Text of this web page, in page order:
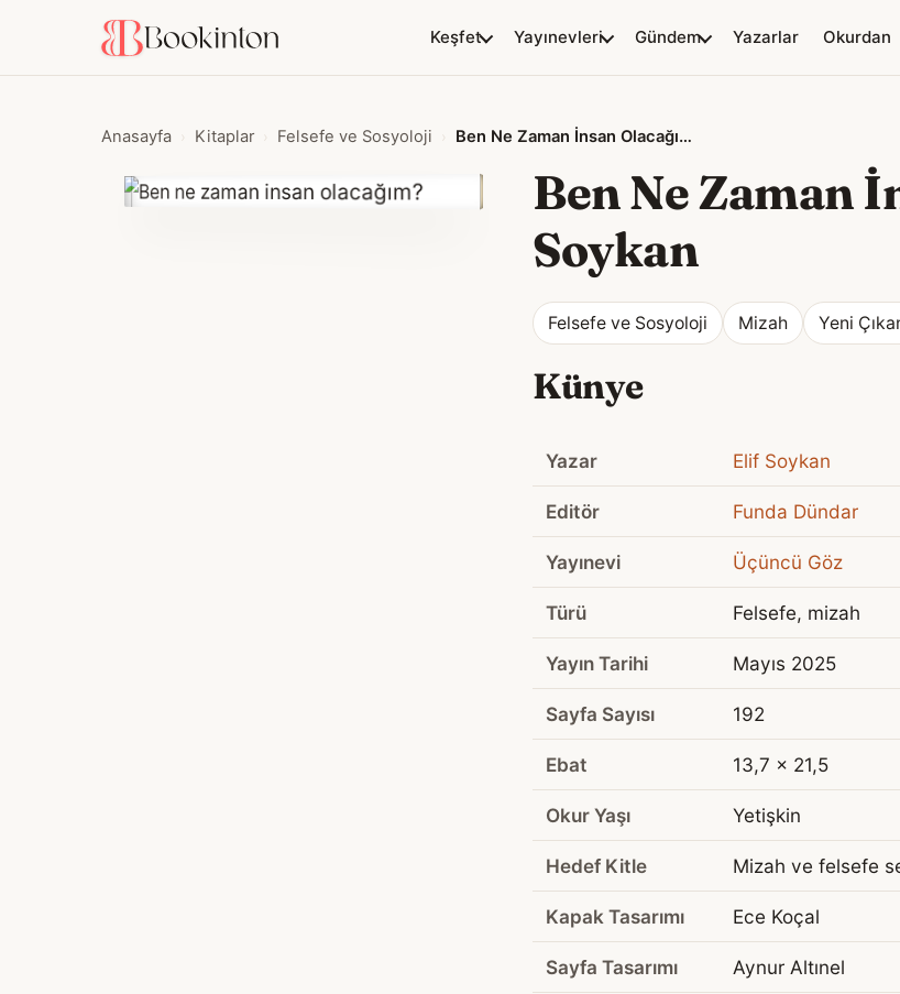
Keşfet Yayınevleri Gündem Yazarlar Okurdan
Anasayfa Kitaplar Felsefe ve Sosyoloji Ben Ne Zaman İnsan Olacağım?
Ben Ne Zaman
Soykan
Felsefe ve Sosyoloji Mizah Yeni
Künye
Yazar Elif Soykan
Editör Funda Dündar
Yayınevi Üçüncü Göz
Türü Felsefe, mizah
Yayın Tarihi Mayıs 2025
Sayfa Sayısı 192
Ebat 13,7 x 21,5
Okur Yaşı Yetişkin
Hedef Kitle Mizah ve felsefe
Kapak Tasarımı Ece Koçal
Sayfa Tasarımı Aynur Altınel